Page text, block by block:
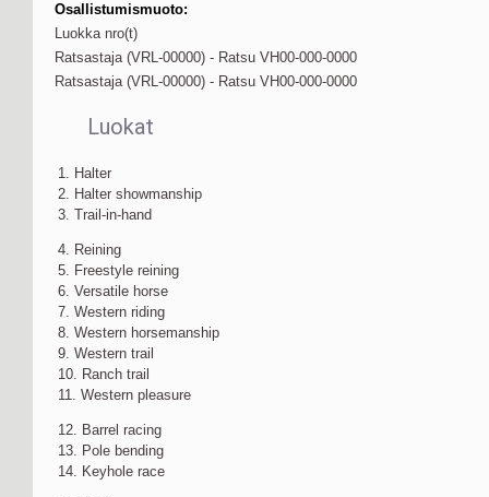
Osallistumismuoto:
Luokka nro(t)
Ratsastaja (VRL-00000) - Ratsu VH00-000-0000
Ratsastaja (VRL-00000) - Ratsu VH00-000-0000
Luokat
1. Halter
2. Halter showmanship
3. Trail-in-hand
4. Reining
5. Freestyle reining
6. Versatile horse
7. Western riding
8. Western horsemanship
9. Western trail
10. Ranch trail
11. Western pleasure
12. Barrel racing
13. Pole bending
14. Keyhole race